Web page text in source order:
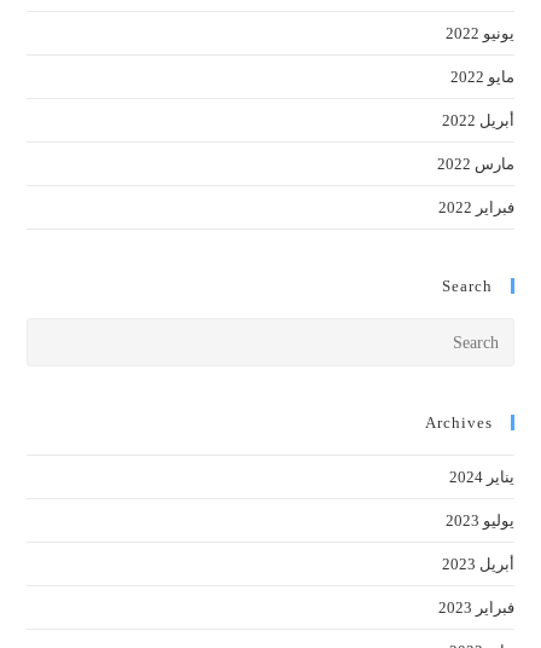
يونيو 2022
مايو 2022
أبريل 2022
مارس 2022
فبراير 2022
Search
Archives
يناير 2024
يوليو 2023
أبريل 2023
فبراير 2023